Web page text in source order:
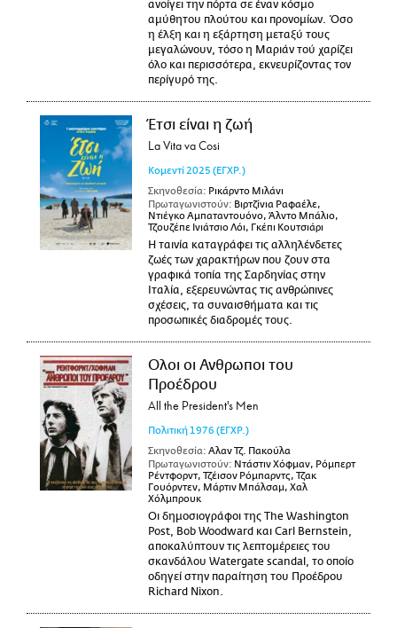
ανοίγει την πόρτα σε έναν κόσμο
αμύθητου πλούτου και προνομίων. Όσο
η έλξη και η εξάρτηση μεταξύ τους
μεγαλώνουν, τόσο η Μαριάν τού χαρίζει
όλο και περισσότερα, εκνευρίζοντας τον
περίγυρό της.
Έτσι είναι η ζωή
La Vita va Cosi
Κομεντί 2025 (ΕΓΧΡ.)
Σκηνοθεσία: Ρικάρντο Μιλάνι
Πρωταγωνιστούν: Βιρτζίνια Ραφαέλε,
Ντιέγκο Αμπαταντουόνο, Άλντο Μπάλιο,
Τζουζέπε Ινιάτσιο Λόι, Γκέπι Κουτσιάρι
Η ταινία καταγράφει τις αλληλένδετες
ζωές των χαρακτήρων που ζουν στα
γραφικά τοπία της Σαρδηνίας στην
Ιταλία, εξερευνώντας τις ανθρώπινες
σχέσεις, τα συναισθήματα και τις
προσωπικές διαδρομές τους.
Ολοι οι Ανθρωποι του
Προέδρου
All the President's Men
Πολιτική1976 (ΕΓΧΡ.)
Σκηνοθεσία: Αλαν Τζ. Πακούλα
Πρωταγωνιστούν: Ντάστιν Χόφμαν, Ρόμπερτ
Ρέντφορντ, Τζέισον Ρόμπαρντς, Τζακ
Γουόρντεν, Μάρτιν Μπάλσαμ, Χαλ
Χόλμπρουκ
Οι δημοσιογράφοι της The Washington
Post, Bob Woodward και Carl Bernstein,
αποκαλύπτουν τις λεπτομέρειες του
σκανδάλου Watergate scandal, το οποίο
οδηγεί στην παραίτηση του Προέδρου
Richard Nixon.